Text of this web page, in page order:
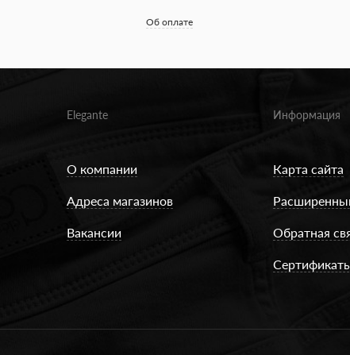
Об оплате
Elegante
О компании
Адреса магазинов
Вакансии
Информация
Карта сайта
Обратная